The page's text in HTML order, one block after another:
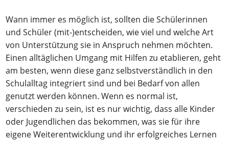
Wann immer es möglich ist, sollten die Schülerinnen
und Schüler (mit-)entscheiden, wie viel und welche Art
von Unterstützung sie in Anspruch nehmen möchten.
Einen alltäglichen Umgang mit Hilfen zu etablieren, geht
am besten, wenn diese ganz selbstverständlich in den
Schulalltag integriert sind und bei Bedarf von allen
genutzt werden können. Wenn es normal ist,
verschieden zu sein, ist es nur wichtig, dass alle Kinder
oder Jugendlichen das bekommen, was sie für ihre
eigene Weiterentwicklung und ihr erfolgreiches Lernen